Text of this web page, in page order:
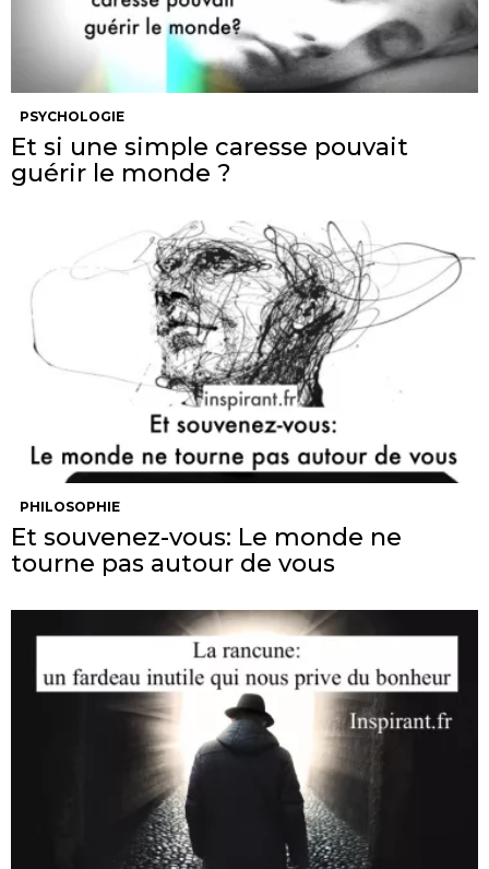
PSYCHOLOGIE
Et si une simple caresse pouvait
guérir le monde ?
PHILOSOPHIE
Et souvenez-vous: Le monde ne
tourne pas autour de vous